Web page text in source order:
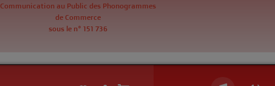
Communication au Public des Phonogrammes
de Commerce
sous le n° 151 736